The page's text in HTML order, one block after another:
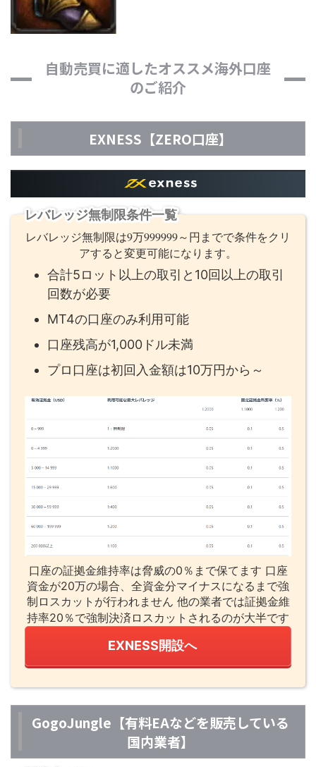
自動売買に適したオススメ海外口座
のご紹介
EXNESS【ZERO口座】
レバレッジ無制限条件一覧
レバレッジ無制限は9万999999～円までで条件をクリ
アすると変更可能になります。
合計5ロット以上の取引と10回以上の取引
回数が必要
MT4の口座のみ利用可能
口座残高が1,000ドル未満
プロ口座は初回入金額は10万円から～
口座の証拠金維持率は脅威の0％まで保てます 口座
資金が20万の場合、全資金分マイナスになるまで強
制ロスカットが行われません 他の業者では証拠金維
持率20％で強制決済ロスカットされるのが大半です
EXNESS開設へ
GogoJungle【有料EAなどを販売している
国内業者】